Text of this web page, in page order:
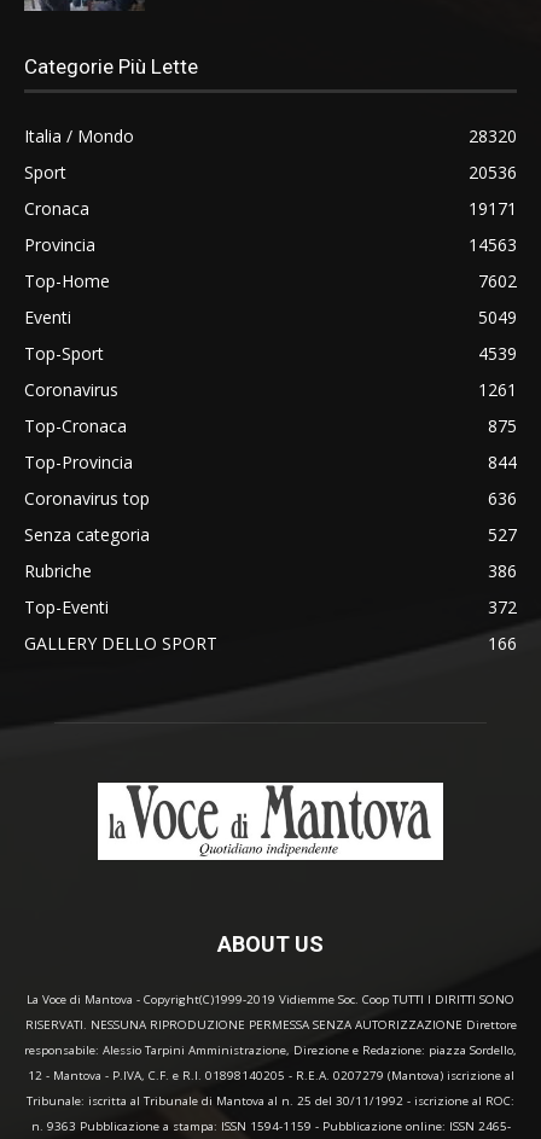
Categorie Più Lette
Italia / Mondo
28320
Sport
20536
Cronaca
19171
Provincia
14563
Top-Home
7602
Eventi
5049
Top-Sport
4539
Coronavirus
1261
Top-Cronaca
875
Top-Provincia
844
Coronavirus top
636
Senza categoria
527
Rubriche
386
Top-Eventi
372
GALLERY DELLO SPORT
166
ABOUT US
La Voce di Mantova - Copyright(C)1999-2019 Vidiemme Soc. Coop TUTTI I DIRITTI SONO
RISERVATI. NESSUNA RIPRODUZIONE PERMESSA SENZA AUTORIZZAZIONE Direttore
responsabile: Alessio Tarpini Amministrazione, Direzione e Redazione: piazza Sordello,
12 - Mantova - P.IVA, C.F. e R.I. 01898140205 - R.E.A. 0207279 (Mantova) iscrizione al
Tribunale: iscritta al Tribunale di Mantova al n. 25 del 30/11/1992 - iscrizione al ROC:
n. 9363 Pubblicazione a stampa: ISSN 1594-1159 - Pubblicazione online: ISSN 2465-